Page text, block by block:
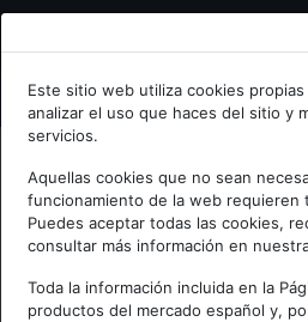
Bienvenid@ a
Escribe tu Email
Accede o regístrate con tu email.
Este sitio web utiliza cookies
analizar el uso que haces del sitio y
servicios.
Aquellas cookies que no sean
funcionamiento de la web requieren
Puedes aceptar todas las cookies,
consultar más información en
Toda la información incluida en la
productos del mercado español y,